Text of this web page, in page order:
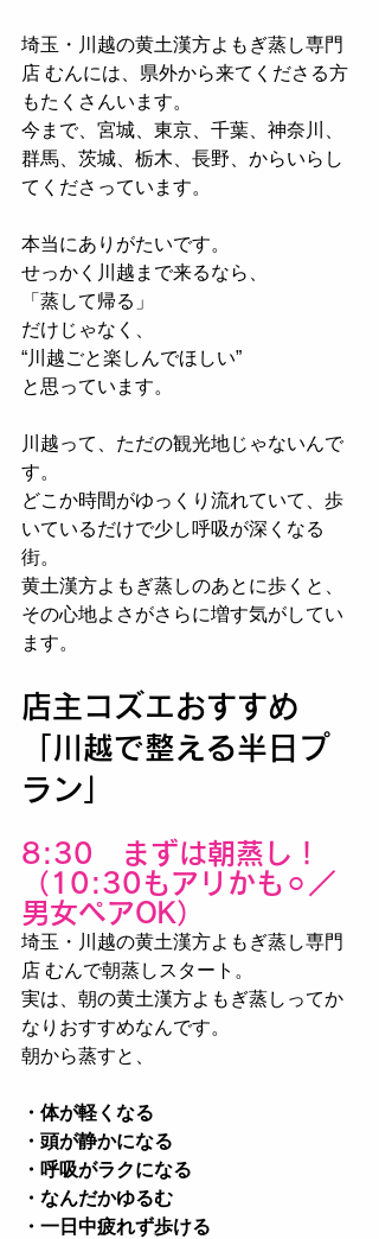
埼玉・川越の黄土漢方よもぎ蒸し専門
店 むんには、県外から来てくださる方
もたくさんいます。
今まで、宮城、東京、千葉、神奈川、
群馬、茨城、栃木、長野、からいらし
てくださっています。
本当にありがたいです。
せっかく川越まで来るなら、
「蒸して帰る」
だけじゃなく、
“川越ごと楽しんでほしい”
と思っています。
川越って、ただの観光地じゃないんで
す。
どこか時間がゆっくり流れていて、歩
いているだけで少し呼吸が深くなる
街。
黄土漢方よもぎ蒸しのあとに歩くと、
その心地よさがさらに増す気がしてい
ます。
店主コズエおすすめ
「川越で整える半日プ
ラン」
8:30　まずは朝蒸し！
（10:30もアリかも⚪︎／
男女ペアOK）
埼玉・川越の黄土漢方よもぎ蒸し専門
店 むんで朝蒸しスタート。
実は、朝の黄土漢方よもぎ蒸しってか
なりおすすめなんです。
朝から蒸すと、
・体が軽くなる
・頭が静かになる
・呼吸がラクになる
・なんだかゆるむ
・一日中疲れず歩ける